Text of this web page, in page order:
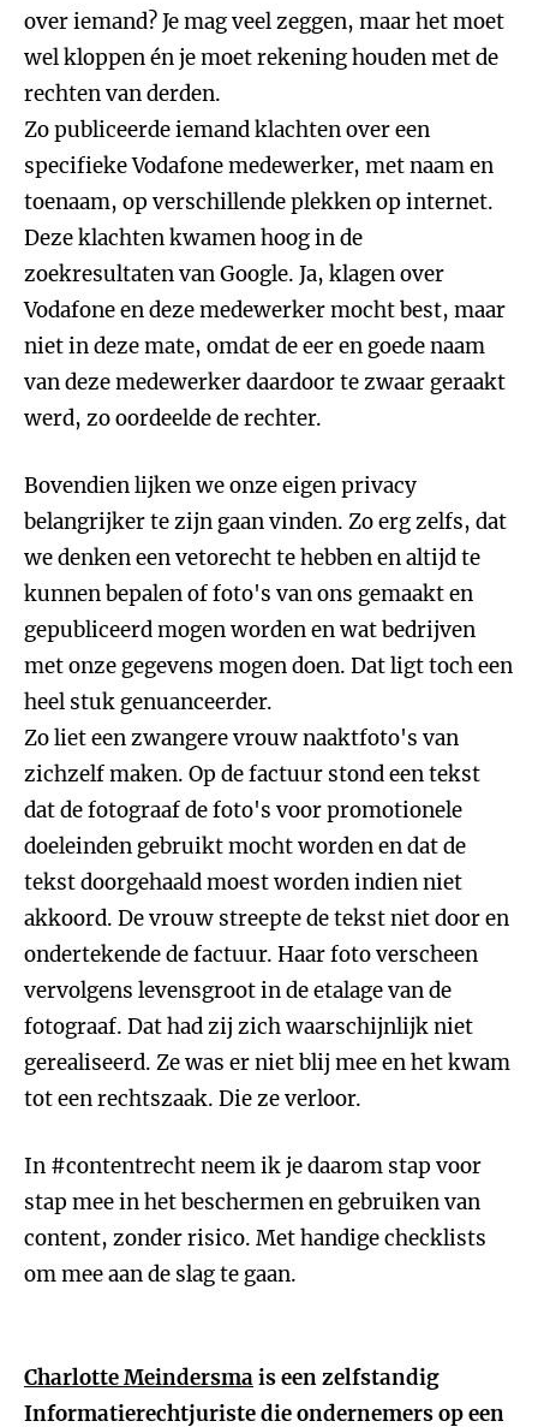
over iemand? Je mag veel zeggen, maar het moet
wel kloppen én je moet rekening houden met de
rechten van derden.
Zo publiceerde iemand klachten over een
specifieke Vodafone medewerker, met naam en
toenaam, op verschillende plekken op internet.
Deze klachten kwamen hoog in de
zoekresultaten van Google. Ja, klagen over
Vodafone en deze medewerker mocht best, maar
niet in deze mate, omdat de eer en goede naam
van deze medewerker daardoor te zwaar geraakt
werd, zo oordeelde de rechter.
Bovendien lijken we onze eigen privacy
belangrijker te zijn gaan vinden. Zo erg zelfs, dat
we denken een vetorecht te hebben en altijd te
kunnen bepalen of foto's van ons gemaakt en
gepubliceerd mogen worden en wat bedrijven
met onze gegevens mogen doen. Dat ligt toch een
heel stuk genuanceerder.
Zo liet een zwangere vrouw naaktfoto's van
zichzelf maken. Op de factuur stond een tekst
dat de fotograaf de foto's voor promotionele
doeleinden gebruikt mocht worden en dat de
tekst doorgehaald moest worden indien niet
akkoord. De vrouw streepte de tekst niet door en
ondertekende de factuur. Haar foto verscheen
vervolgens levensgroot in de etalage van de
fotograaf. Dat had zij zich waarschijnlijk niet
gerealiseerd. Ze was er niet blij mee en het kwam
tot een rechtszaak. Die ze verloor.
In #contentrecht neem ik je daarom stap voor
stap mee in het beschermen en gebruiken van
content, zonder risico. Met handige checklists
om mee aan de slag te gaan.
Charlotte Meindersmais een zelfstandig
Informatierechtjuriste die ondernemers op een